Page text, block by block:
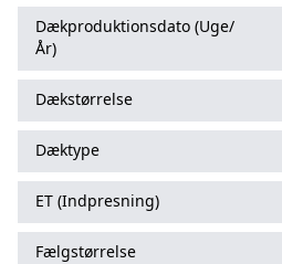
Dækproduktionsdato (Uge/
År)
Dækstørrelse
Dæktype
ET (Indpresning)
Fælgstørrelse